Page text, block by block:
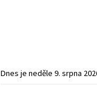
Dnes je neděle 9. srpna